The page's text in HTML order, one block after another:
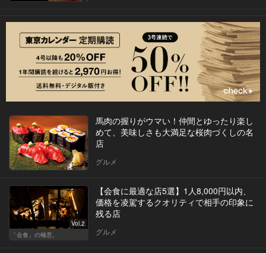
馬肉の握りがウマい！仲間とゆったり楽し
めて、美味しさも大満足な桜肉づくしの名
店
グルメ
Vol.2
「会食」の極意。
【会食に最適な店5選】1人8,000円以内、
価格を凌駕するクオリティで相手の印象に
残る店
グルメ